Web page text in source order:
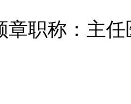
章职称：主任